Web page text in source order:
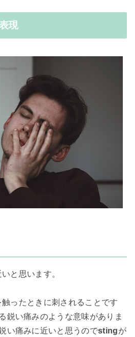
現
いと思います。
ったときに刺されることです
鋭い痛みのような意味がありま
い痛みに近いと思うのでstingが